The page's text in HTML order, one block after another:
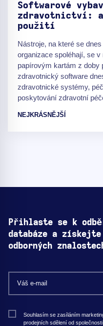
Softwarové
zdravotnictví:
použití
Nástroje, na které se
organizace spoléhají, se v
papírovým kartám z doby
zdravotnický software
zdravotnické systémy,
poskytování zdravotní
NEJKRÁSNĚJŠÍ
Přihlaste se k
databáze a
odborných
Souhlasím se zasíláním
prodejních sdělení od